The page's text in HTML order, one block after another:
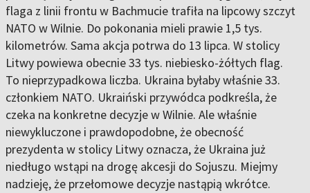
flaga z linii frontu w Bachmucie trafiła na lipcowy szczyt
NATO w Wilnie. Do pokonania mieli prawie 1,5 tys.
kilometrów. Sama akcja potrwa do 13 lipca. W stolicy
Litwy powiewa obecnie 33 tys. niebiesko-żółtych flag.
To nieprzypadkowa liczba. Ukraina byłaby właśnie 33.
członkiem NATO. Ukraiński przywódca podkreśla, że
czeka na konkretne decyzje w Wilnie. Ale właśnie
niewykluczone i prawdopodobne, że obecność
prezydenta w stolicy Litwy oznacza, że Ukraina już
niedługo wstąpi na drogę akcesji do Sojuszu. Miejmy
nadzieję, że przełomowe decyzje nastąpią wkrótce.